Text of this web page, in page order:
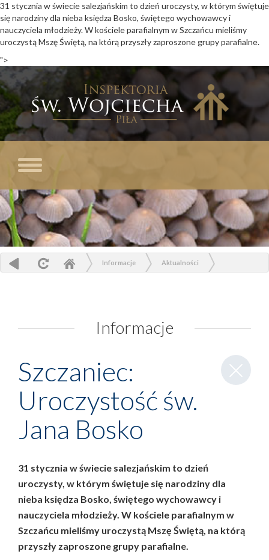
31 stycznia w świecie salezjańskim to dzień uroczysty, w którym świętuje
się narodziny dla nieba księdza Bosko, świętego wychowawcy i
nauczyciela młodzieży. W kościele parafialnym w Szczańcu mieliśmy
uroczystą Mszę Świętą, na którą przyszły zaproszone grupy parafialne.
">
Toggle
navigation
Informacje Aktualności
Informacje
Zamknij
wpis
Szczaniec:
Uroczystość św.
Jana Bosko
31 stycznia w świecie salezjańskim to dzień
uroczysty, w którym świętuje się narodziny dla
nieba księdza Bosko, świętego wychowawcy i
nauczyciela młodzieży. W kościele parafialnym w
Szczańcu mieliśmy uroczystą Mszę Świętą, na którą
przyszły zaproszone grupy parafialne.